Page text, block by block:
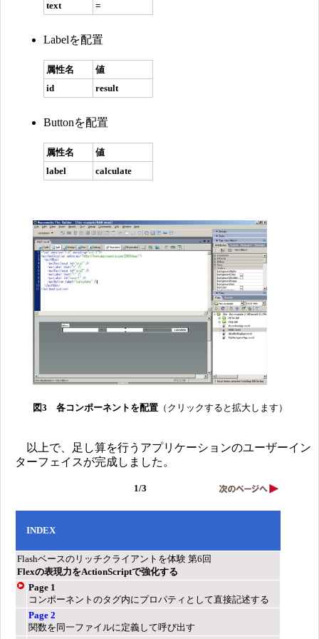
text =
Labelを配置
属性名
値
id
result
Buttonを配置
属性名
値
label
calculate
図3 各コンポーネントを配置 （クリックすると拡大します）
以上で、足し算を行うアプリケーションのユーザーイン
ターフェイスが完成しました。
1/3
INDEX
Flashベースのリッチクライアントを体験 第6回
Flexの表現力をActionScriptで強化する
Page 1
コンポーネントのタグ内にプロパティとして直接記述する
Page 2
関数を同一ファイルに定義して呼び出す